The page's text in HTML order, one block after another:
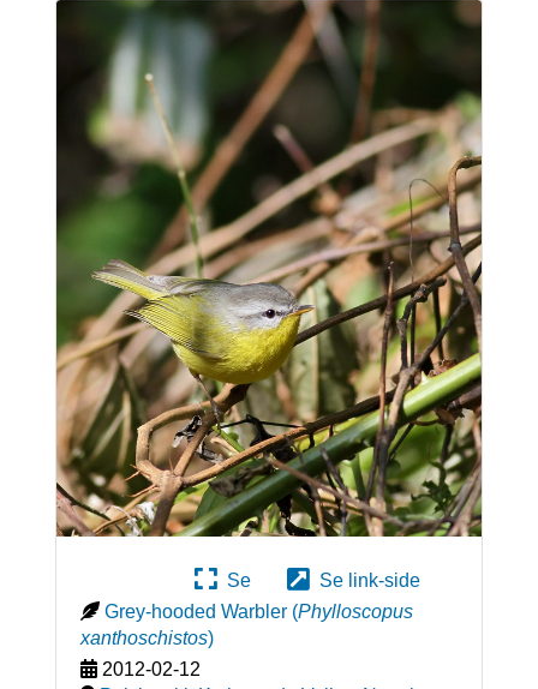
Se
Se link-side
Grey-hooded Warbler (Phylloscopus
xanthoschistos)
2012-02-12